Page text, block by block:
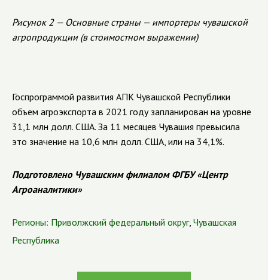
Рисунок 2 — Основные страны — импортеры чувашской
агропродукции (в стоимостном выражении)
Госпрограммой развития АПК Чувашской Республики
объем агроэкспорта в 2021 году запланирован на уровне
31,1 млн долл. США. За 11 месяцев Чувашия превысила
это значение на 10,6 млн долл. США, или на 34,1%.
Подготовлено Чувашским филиалом ФГБУ «Центр
Агроаналитики»
Регионы: Приволжский федеральный округ, Чувашская
Республика